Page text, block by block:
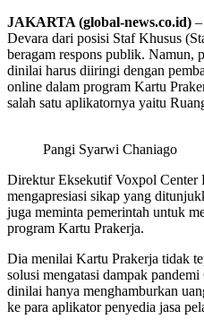
JAKARTA (global-news.co.id)
Devara dari posisi Staf Khusus
beragam respons publik. Namun,
dinilai harus diiringi dengan
online dalam program Kartu
salah satu aplikatornya yaitu
Pangi Syarwi Chaniago
Direktur Eksekutif Voxpol Center
mengapresiasi sikap yang
juga meminta pemerintah untuk
program Kartu Prakerja.
Dia menilai Kartu Prakerja tidak
solusi mengatasi dampak
dinilai hanya menghamburkan
ke para aplikator penyedia jasa